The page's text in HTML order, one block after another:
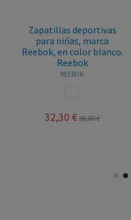
Zapatillas deportivas
para niñas, marca
Reebok, en color blanco.
Reebok
REEBOK
32,30 € 38,00 €